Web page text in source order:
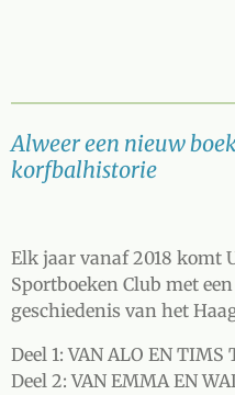
Alweer een nieuw
korfbalhistorie
Elk jaar vanaf 2018 komt
Sportboeken Club met
geschiedenis van het
Deel 1: VAN ALO EN TIMS
Deel 2: VAN EMMA EN